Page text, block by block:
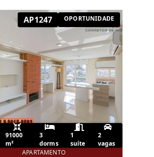
AP1247 OPORTUNIDADE
91000
m²
3
dorms
1
suíte
2
vagas
APARTAMENTO